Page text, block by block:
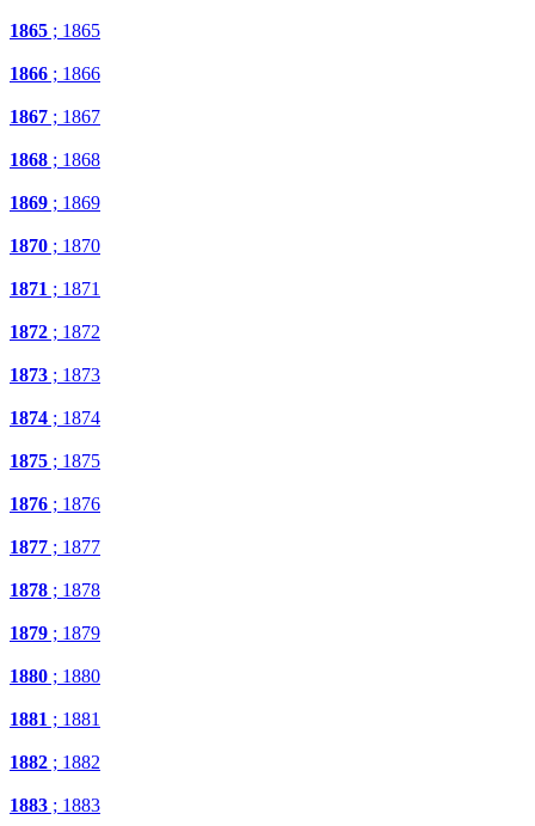
1865 ; 1865
1866 ; 1866
1867 ; 1867
1868 ; 1868
1869 ; 1869
1870 ; 1870
1871 ; 1871
1872 ; 1872
1873 ; 1873
1874 ; 1874
1875 ; 1875
1876 ; 1876
1877 ; 1877
1878 ; 1878
1879 ; 1879
1880 ; 1880
1881 ; 1881
1882 ; 1882
1883 ; 1883